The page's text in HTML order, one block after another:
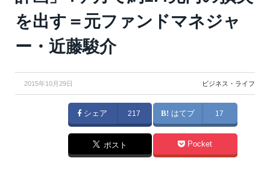
を出す＝元ファンドマネジャ
ー・近藤駿介
2015年10月29日 ビジネス・ライフ
シェア 217 はてブ 17
ポスト Pocket